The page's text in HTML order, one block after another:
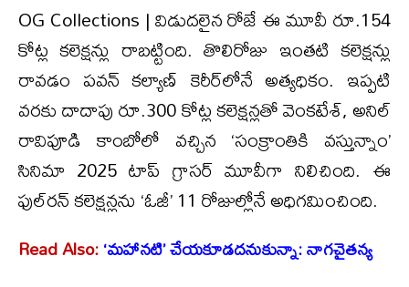
OG Collections | విడుదలైన రోజే ఈ మూవీ రూ.154
కోట్ల కలెక్షన్లు రాబట్టింది. తొలిరోజు ఇంతటి కలెక్షన్లు
రావడం పవన్ కల్యాణ్ కెరీర్‌లోనే అత్యధికం. ఇప్పటి
వరకు దాదాపు రూ.300 కోట్ల కలెక్షన్లతో వెంకటేశ్, అనిల్
రావిపూడి కాంబోలో వచ్చిన ‘సంక్రాంతికి వస్తున్నాం’
సినిమా 2025 టాప్ గ్రాసర్ మూవీగా నిలిచింది. ఈ
ఫుల్‌రన్ కలెక్షన్లను ‘ఓజీ’ 11 రోజుల్లోనే అధిగమించింది.
Read Also:‘మహానటి’ చేయకూడదనుకున్నా: నాగచైతన్య